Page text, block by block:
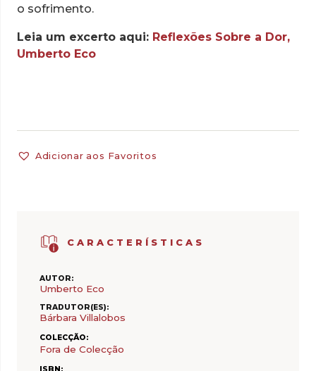
CARACTERÍSTICAS
AUTOR:
Umberto Eco
TRADUTOR(ES):
Bárbara Villalobos
COLECÇÃO:
Fora de Colecção
ISBN:
o sofrimento.
Leia um excerto aqui: Reflexões Sobre a Dor,
Umberto Eco
Adicionar aos Favoritos